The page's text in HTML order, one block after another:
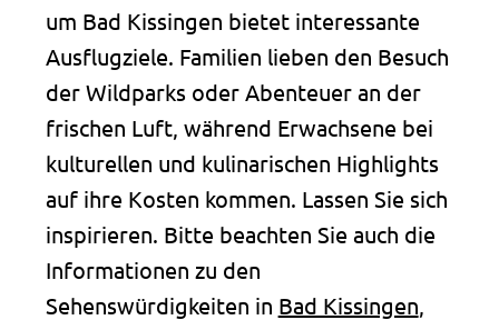
um Bad Kissingen bietet interessante
Ausflugziele. Familien lieben den Besuch
der Wildparks oder Abenteuer an der
frischen Luft, während Erwachsene bei
kulturellen und kulinarischen Highlights
auf ihre Kosten kommen. Lassen Sie sich
inspirieren. Bitte beachten Sie auch die
Informationen zu den
Sehenswürdigkeiten in Bad Kissingen